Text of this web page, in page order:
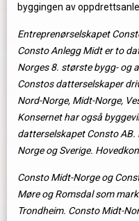
byggingen av
Entreprenørselskapet
Consto Anlegg Midt er to
Norges 8. største bygg- og
Constos datterselskaper
Nord-Norge, Midt-Norge,
Konsernet har også
datterselskapet Consto
Norge og Sverige.
Consto Midt-Norge og
Møre og Romsdal som
Trondheim. Consto Midt-